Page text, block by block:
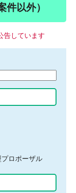
件以外）
告しています
ロポーザル